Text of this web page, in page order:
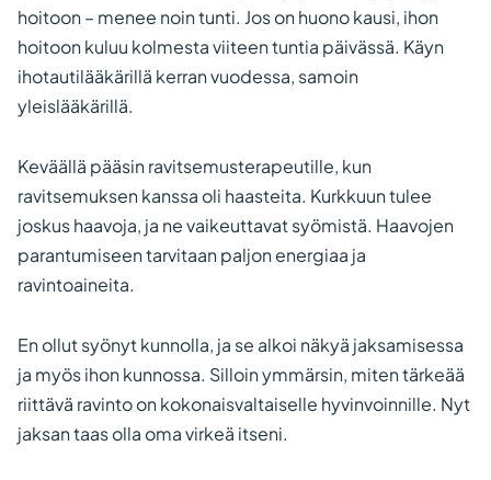
hoitoon – menee noin tunti. Jos on huono kausi, ihon
hoitoon kuluu kolmesta viiteen tuntia päivässä. Käyn
ihotautilääkärillä kerran vuodessa, samoin
yleislääkärillä.
Keväällä pääsin ravitsemusterapeutille, kun
ravitsemuksen kanssa oli haasteita. Kurkkuun tulee
joskus haavoja, ja ne vaikeuttavat syömistä. Haavojen
parantumiseen tarvitaan paljon energiaa ja
ravintoaineita.
En ollut syönyt kunnolla, ja se alkoi näkyä jaksamisessa
ja myös ihon kunnossa. Silloin ymmärsin, miten tärkeää
riittävä ravinto on kokonaisvaltaiselle hyvinvoinnille. Nyt
jaksan taas olla oma virkeä itseni.